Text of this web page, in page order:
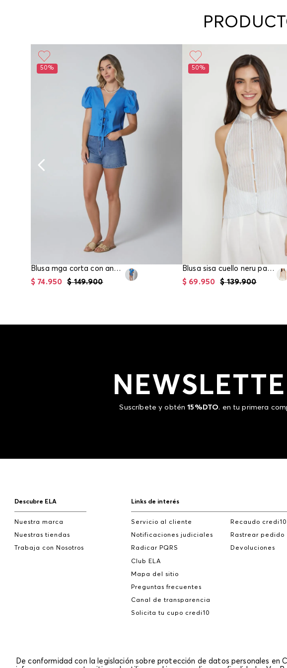
50%
Blusa mga corta con anudado en frente
$ 149.900
$ 74.950
50%
Blusa sisa cuello neru para mujer
$ 139.900
$ 69.950
Suscríbete y obtén15%DTO. en tu primera
Descubre ELA
Nuestra marca
Nuestras tiendas
Trabaja con Nosotros
Links de interés
Servicio al cliente
Notificaciones judiciales
Radicar PQRS
Club ELA
Mapa del sitio
Preguntas frecuentes
Canal de transparencia
Solicita tu cupo credi10
Recaudo credi10
Rastrear pedido
Devoluciones
De conformidad con la legislación sobre protección de datos personales en